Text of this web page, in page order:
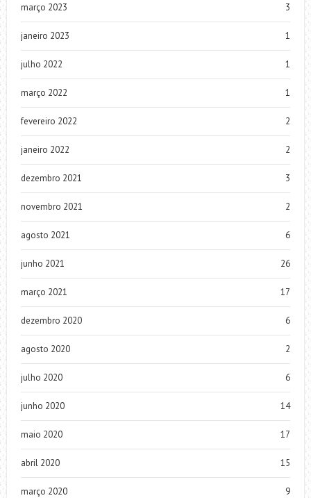
março 2023 3
janeiro 2023 1
julho 2022 1
março 2022 1
fevereiro 2022 2
janeiro 2022 2
dezembro 2021 3
novembro 2021 2
agosto 2021 6
junho 2021 26
março 2021 17
dezembro 2020 6
agosto 2020 2
julho 2020 6
junho 2020 14
maio 2020 17
abril 2020 15
março 2020 9